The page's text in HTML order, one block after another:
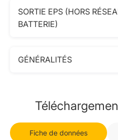
SORTIE EPS (HORS
BATTERIE)
GÉNÉRALITÉS
Fiche de données